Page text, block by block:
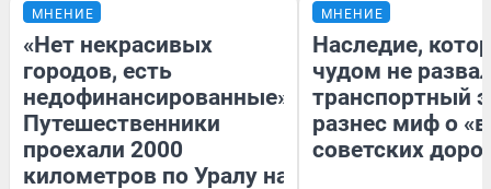
МНЕНИЕ
«Нет некрасивых
городов, есть
недофинансированные».
Путешественники
проехали 2000
километров по Уралу на
МНЕНИЕ
Наследие,
чудом не
транспортный
разнес миф о
советских